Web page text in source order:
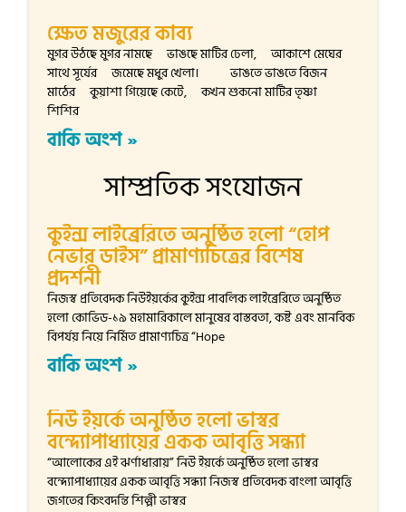
ক্ষেত মজুরের কাব্য
মুগর উঠছে মুগর নামছে ভাঙছে মাটির ঢেলা, আকাশে মেঘের
সাথে সূর্যের জমেছে মধুর খেলা। ভাঙতে ভাঙতে বিজন
মাঠের কুয়াশা গিয়েছে কেটে, কখন শুকনো মাটির তৃষ্ণা
শিশির
বাকি অংশ »
সাম্প্রতিক সংযোজন
কুইন্স লাইব্রেরিতে অনুষ্ঠিত হলো “হোপ
নেভার ডাইস” প্রামাণ্যচিত্রের বিশেষ
প্রদর্শনী
নিজস্ব প্রতিবেদক নিউইয়র্কের কুইন্স পাবলিক লাইব্রেরিতে অনুষ্ঠিত
হলো কোভিড-১৯ মহামারিকালে মানুষের বাস্তবতা, কষ্ট এবং মানবিক
বিপর্যয় নিয়ে নির্মিত প্রামাণ্যচিত্র “Hope
বাকি অংশ »
নিউ ইয়র্কে অনুষ্ঠিত হলো ভাস্বর
বন্দ্যোপাধ্যায়ের একক আবৃত্তি সন্ধ্যা
“আলোকের এই ঝর্ণাধারায়” নিউ ইয়র্কে অনুষ্ঠিত হলো ভাস্বর
বন্দ্যোপাধ্যায়ের একক আবৃত্তি সন্ধ্যা নিজস্ব প্রতিবেদক বাংলা আবৃত্তি
জগতের কিংবদন্তি শিল্পী ভাস্বর